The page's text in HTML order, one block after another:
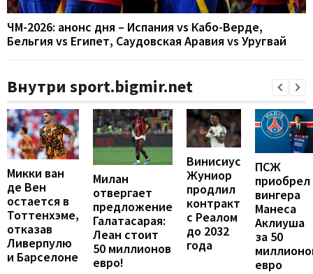
ЧМ-2026: анонс дня – Испания vs Кабо-Верде,
Бельгия vs Египет, Саудовская Аравия vs Уругвай
Внутри sport.bigmir.net
Микки ван
де Вен
остается в
Тоттенхэме,
отказав
Ливерпулю
и Барселоне
Милан
отвергает
предложение
Галатасарая:
Леан стоит
50 миллионов
евро!
Винисиус
Жуниор
продлил
контракт
с Реалом
до 2032
года
ПСЖ
приобрел
вингера
Манеса
Аклиуша
за 50
евро